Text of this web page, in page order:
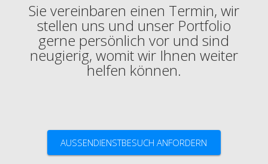
Sie vereinbaren einen Termin, wir
stellen uns und unser Portfolio
gerne persönlich vor und sind
neugierig, womit wir Ihnen weiter
helfen können.
AUSSENDIENSTBESUCH ANFORDERN